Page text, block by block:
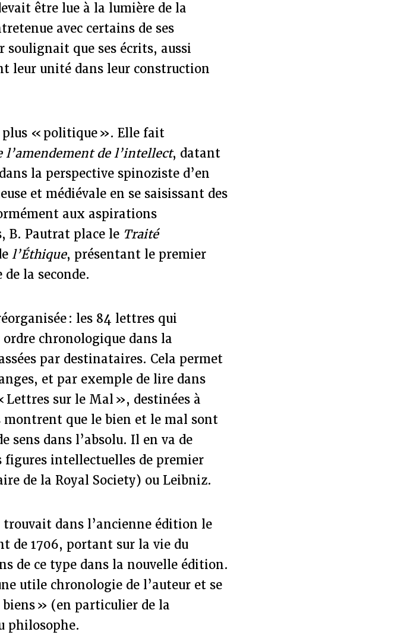
être lue à la lumière de la
avec certains de ses
que ses écrits, aussi
leur unité dans leur construction
« politique ». Elle fait
l’amendement de l’intellect, datant
la perspective spinoziste d’en
et médiévale en se saisissant des
aux aspirations
B. Pautrat place le Traité
l’Éthique, présentant le premier
la seconde.
: les 84 lettres qui
chronologique dans la
par destinataires. Cela permet
et par exemple de lire dans
Lettres sur le Mal », destinées à
que le bien et le mal sont
sens dans l’absolu. Il en va de
figures intellectuelles de premier
de la Royal Society) ou Leibniz.
dans l’ancienne édition le
de 1706, portant sur la vie du
de ce type dans la nouvelle édition.
utile chronologie de l’auteur et se
» (en particulier de la
philosophe.